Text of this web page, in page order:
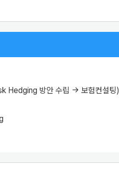
Hedging 방안 수립 → 보험컨설팅)